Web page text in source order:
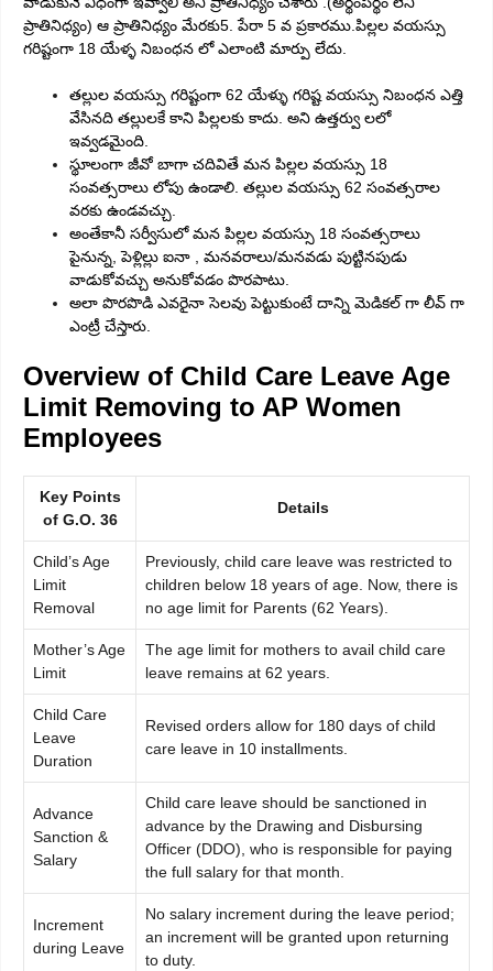
ప్రాతినిధ్యం) ఆ ప్రాతినిధ్యం మేరకు5. పేరా 5 వ ప్రకారము.పిల్లల వయస్సు
గరిష్టంగా 18 యేళ్ళ నిబంధన లో ఎలాంటి మార్పు లేదు.
తల్లుల వయస్సు గరిష్టంగా 62 యేళ్ళు గరిష్ట వయస్సు నిబంధన ఎత్తి
వేసినది తల్లులకే కాని పిల్లలకు కాదు. అని ఉత్తర్వు లలో
ఇవ్వడమైంది.
స్థూలంగా జీవో బాగా చదివితే మన పిల్లల వయస్సు 18
సంవత్సరాలు లోపు ఉండాలి. తల్లుల వయస్సు 62 సంవత్సరాల
వరకు ఉండవచ్చు.
అంతేకానీ సర్వీసులో మన పిల్లల వయస్సు 18 సంవత్సరాలు
పైనున్న, పెళ్లిల్లు ఐనా , మనవరాలు/మనవడు పుట్టినపుడు
వాడుకోవచ్చు అనుకోవడం పొరపాటు.
అలా పొరపొడి ఎవరైనా సెలవు పెట్టుకుంటే దాన్ని మెడికల్ గా లీవ్ గా
ఎంట్రీ చేస్తారు.
Overview of Child Care Leave Age
Limit Removing to AP Women
Employees
Key Points
of G.O. 36
Details
Child’s Age
Limit
Removal
Previously, child care leave was restricted to
children below 18 years of age. Now, there is
no age limit for Parents (62 Years).
Mother’s Age
Limit
The age limit for mothers to avail child care
leave remains at 62 years.
Child Care
Leave
Duration
Revised orders allow for 180 days of child
care leave in 10 installments.
Advance
Sanction &
Salary
Child care leave should be sanctioned in
advance by the Drawing and Disbursing
Officer (DDO), who is responsible for paying
the full salary for that month.
Increment
during Leave
No salary increment during the leave period;
an increment will be granted upon returning
to duty.